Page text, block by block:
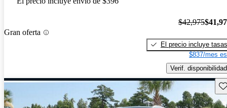
Gran oferta
$42,975
El precio incluye tasas
$837/mes
Verif. disponibilidad